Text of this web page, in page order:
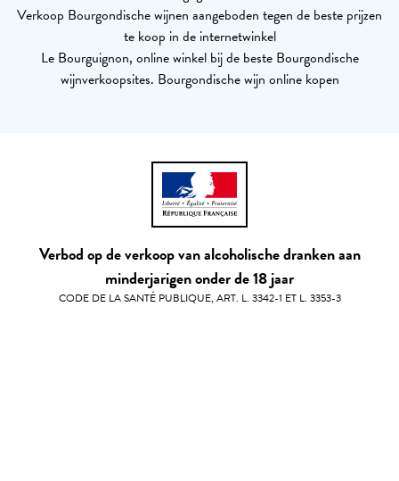
Verkoop Bourgondische wijnen aangeboden tegen de beste prijzen
te koop in de internetwinkel
Le Bourguignon, online winkel bij de beste Bourgondische
wijnverkoopsites. Bourgondische wijn online kopen
Verbod op de verkoop van alcoholische dranken aan
minderjarigen onder de 18 jaar
CODE DE LA SANTÉ PUBLIQUE, ART. L. 3342-1 ET L. 3353-3